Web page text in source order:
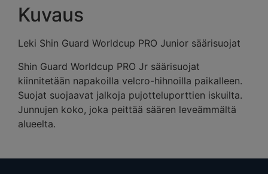
Kuvaus
Leki Shin Guard Worldcup PRO Junior säärisuojat
Shin Guard Worldcup PRO Jr säärisuojat
kiinnitetään napakoilla velcro-hihnoilla paikalleen.
Suojat suojaavat jalkoja pujotteluporttien iskuilta.
Junnujen koko, joka peittää säären leveämmältä
alueelta.